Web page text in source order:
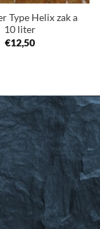
Type Helix zak a
10 liter
€12,50